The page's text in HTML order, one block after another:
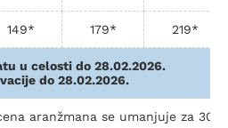
149* 179* 219*
u celosti do 28.02.2026.
do 28.02.2026.
aranžmana se umanjuje za